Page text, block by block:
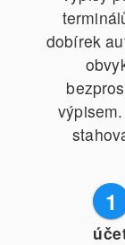
dobírek
1